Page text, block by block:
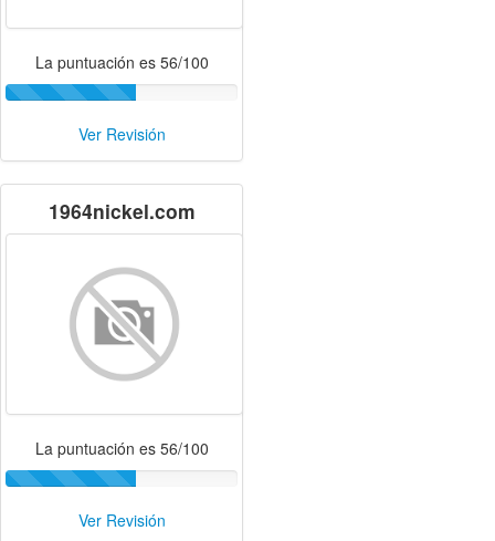
La puntuación es 56/100
Ver Revisión
1964nickel.com
La puntuación es 56/100
Ver Revisión